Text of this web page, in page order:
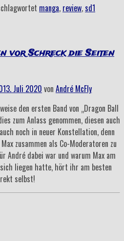
der
manga, review,sd1
vor Schreck die Seiten
13. Juli 2020 von André McFly
den ersten Band von „Dragon Ball
zum Anlass genommen, diesen auch
noch in neuer Konstellation, denn
zusammen als Co-Moderatoren zu
André dabei war und warum Max am
liegen hatte, hört ihr am besten
selbst!